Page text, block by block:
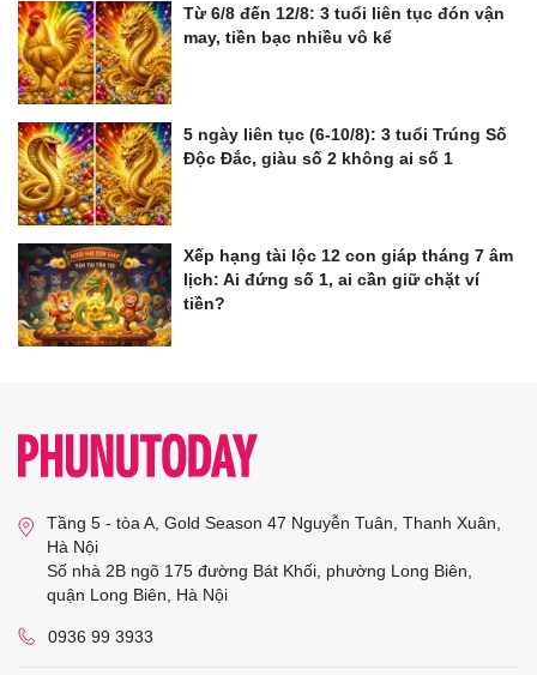
Từ 6/8 đến 12/8: 3 tuổi liên tục đón vận
may, tiền bạc nhiều vô kể
5 ngày liên tục (6-10/8): 3 tuổi Trúng Số
Độc Đắc, giàu số 2 không ai số 1
Xếp hạng tài lộc 12 con giáp tháng 7 âm
lịch: Ai đứng số 1, ai cần giữ chặt ví
tiền?
Tầng 5 - tòa A, Gold Season 47 Nguyễn Tuân, Thanh Xuân,
Hà Nội
Số nhà 2B ngõ 175 đường Bát Khối, phường Long Biên,
quận Long Biên, Hà Nội
0936 99 3933